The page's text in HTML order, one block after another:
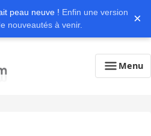
peau neuve ! Enfin une version
nouveautés à venir.
×
Menu